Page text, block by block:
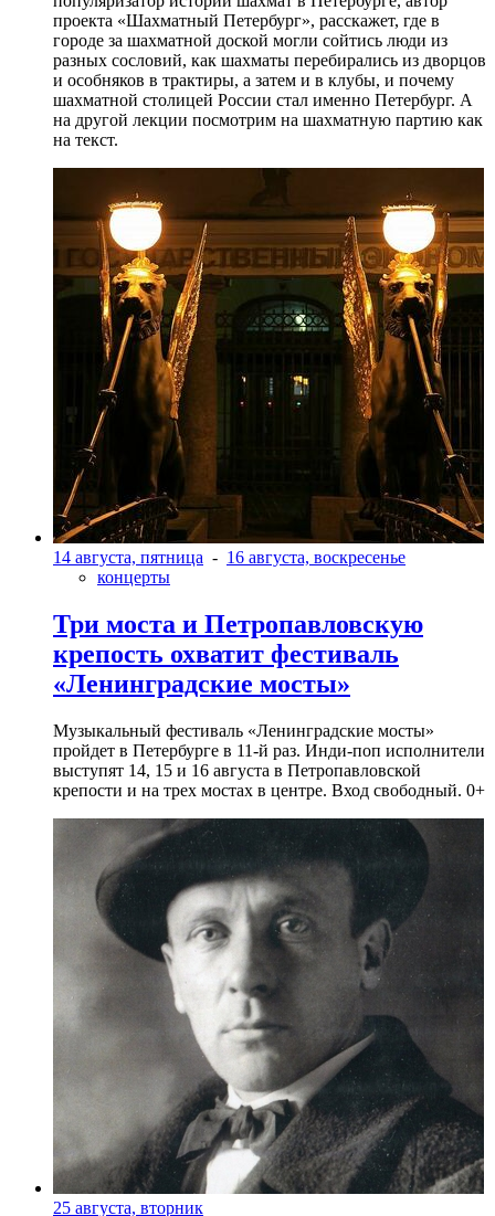
проекта «Шахматный Петербург», расскажет, где в
городе за шахматной доской могли сойтись люди из
разных сословий, как шахматы перебирались из дворцов
и особняков в трактиры, а затем и в клубы, и почему
шахматной столицей России стал именно Петербург. А
на другой лекции посмотрим на шахматную партию как
на текст.
14 августа, пятница - 16 августа, воскресенье
концерты
Три моста и Петропавловскую
крепость охватит фестиваль
«Ленинградские мосты»
Музыкальный фестиваль «Ленинградские мосты»
пройдет в Петербурге в 11-й раз. Инди-поп исполнители
выступят 14, 15 и 16 августа в Петропавловской
крепости и на трех мостах в центре. Вход свободный. 0+
25 августа, вторник